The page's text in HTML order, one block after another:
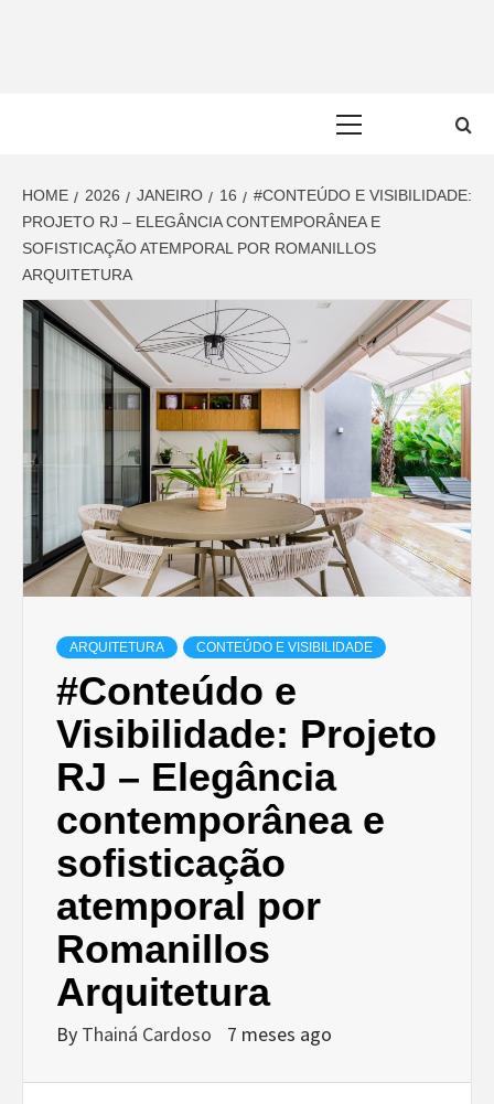
HOME 2026 JANEIRO 16
#CONTEÚDO E VISIBILIDADE:
PROJETO RJ – ELEGÂNCIA CONTEMPORÂNEA E
SOFISTICAÇÃO ATEMPORAL POR ROMANILLOS
ARQUITETURA
ARQUITETURA CONTEÚDO E VISIBILIDADE
#Conteúdo e
Visibilidade: Projeto
RJ – Elegância
contemporânea e
sofisticação
atemporal por
Romanillos
Arquitetura
By Thainá Cardoso 7 meses ago